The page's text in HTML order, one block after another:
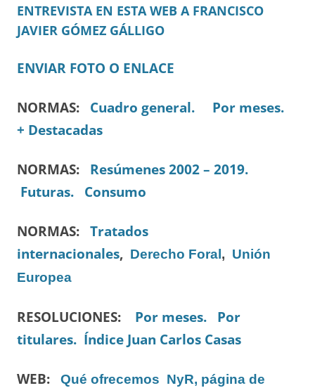
ENTREVISTA EN ESTA WEB A FRANCISCO
JAVIER GÓMEZ GÁLLIGO
ENVIAR FOTO O ENLACE
NORMAS: Cuadro general.
Por meses.
+ Destacadas
NORMAS: Resúmenes 2002 – 2019.
Futuras.
Consumo
NORMAS: Tratados
internacionales, Derecho Foral, Unión
Europea
RESOLUCIONES: Por meses.
Por
titulares. Índice Juan Carlos Casas
WEB: Qué ofrecemos NyR, página de